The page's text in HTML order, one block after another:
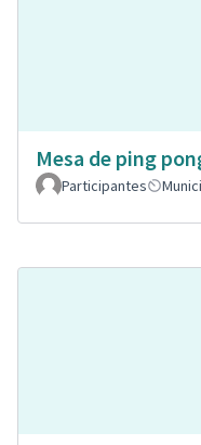
Mesa de ping
Participantes